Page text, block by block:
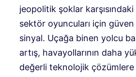
jeopolitik şoklar karşısındaki
sektör oyuncuları için
sinyal. Uçağa binen yolcu
artış, havayollarının daha
değerli teknolojik çözümlere